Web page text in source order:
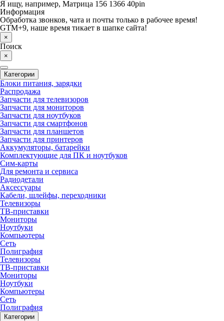
Я ищу, например, Матрица 156 1366 40pin
Информация
Обработка звонков, чата и почты только в рабочее время!
GTM+9, наше время тикает в шапке сайта!
×
Поиск
×
Категории
Блоки питания, зарядки
Распродажа
Запчасти для телевизоров
Запчасти для мониторов
Запчасти для ноутбуков
Запчасти для смартфонов
Запчасти для планшетов
Запчасти для принтеров
Аккумуляторы, батарейки
Комплектующие для ПК и ноутбуков
Сим-карты
Для ремонта и сервиса
Радиодетали
Аксессуары
Кабели, шлейфы, переходники
Телевизоры
ТВ-приставки
Мониторы
Ноутбуки
Компьютеры
Сеть
Полиграфия
Телевизоры
ТВ-приставки
Мониторы
Ноутбуки
Компьютеры
Сеть
Полиграфия
Категории